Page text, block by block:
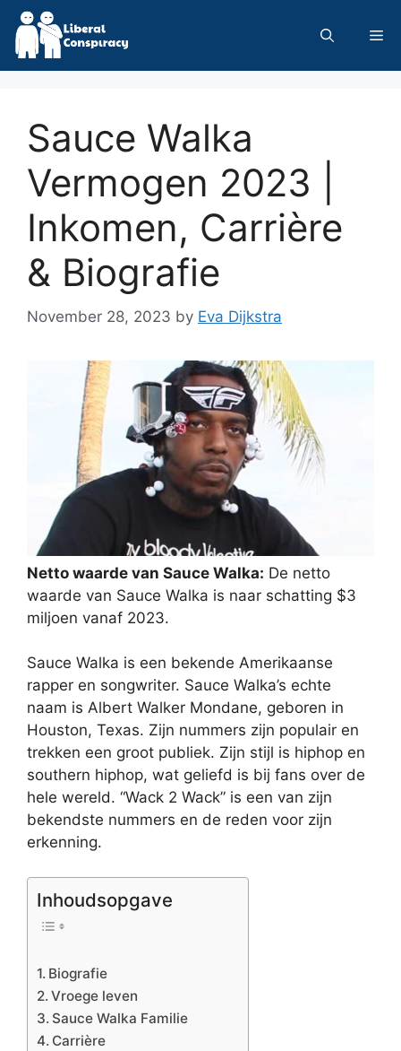
Skip
content
Sauce Walka
Vermogen 2023 |
Inkomen, Carrière
& Biografie
November 28, 2023 by Eva Dijkstra
Netto waarde van Sauce Walka: De netto
waarde van Sauce Walka is naar schatting $3
miljoen vanaf 2023.
Sauce Walka is een bekende Amerikaanse
rapper en songwriter. Sauce Walka’s echte
naam is Albert Walker Mondane, geboren in
Houston, Texas. Zijn nummers zijn populair en
trekken een groot publiek. Zijn stijl is hiphop en
southern hiphop, wat geliefd is bij fans over de
hele wereld. “Wack 2 Wack” is een van zijn
bekendste nummers en de reden voor zijn
erkenning.
Inhoudsopgave
Biografie
Vroege leven
Sauce Walka Familie
Carrière